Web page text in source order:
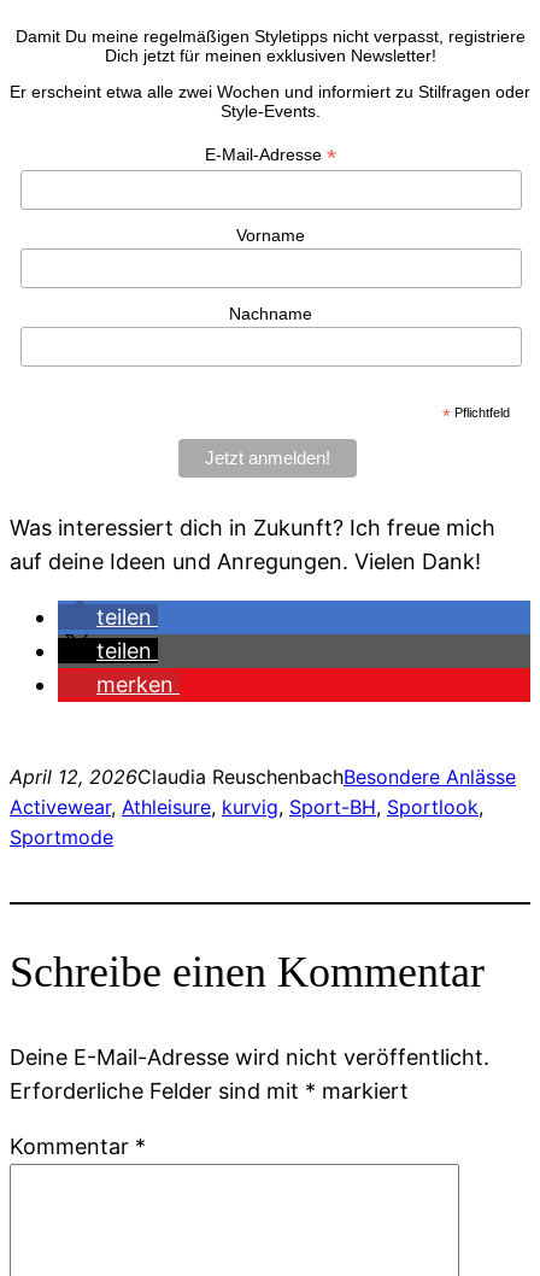
Damit Du meine regelmäßigen Styletipps nicht verpasst, registriere
Dich jetzt für meinen exklusiven Newsletter!
Er erscheint etwa alle zwei Wochen und informiert zu Stilfragen oder
Style-Events.
E-Mail-Adresse *
Vorname
Nachname
*Pflichtfeld
Was interessiert dich in Zukunft? Ich freue mich
auf deine Ideen und Anregungen. Vielen Dank!
teilen
teilen
merken
April 12, 2026Claudia ReuschenbachBesondere Anlässe
Activewear, Athleisure, kurvig, Sport-BH, Sportlook
Sportmode
Schreibe einen Kommentar
Deine E-Mail-Adresse wird nicht veröffentlicht.
Erforderliche Felder sind mit * markiert
Kommentar *